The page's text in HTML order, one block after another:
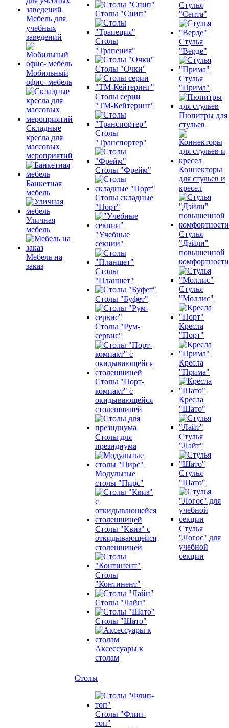
Мебель для
учебных
заведений
Мобильный
офис- мебель
Складные
кресла для
массовых
мероприятий
Банкетная
мебель
Уличная
мебель
Мебель на
заказ
Столы "Снип"
Столы
"Трапеция"
Столы "Очки"
Столы серии
"ТМ-Кейтеринг"
Столы
"Транспортер"
Столы "Фрейм"
Столы складные
"Порт"
"Учебные
секции"
Столы
"Планшет"
Столы "Буфет"
Столы "Рум-
сервис"
Столы "Порт-
компакт" с
окидывающейся
столешницей
Столы для
президиума
Модульные
столы "Пирс"
Столы "Квиз" с
откидывающейся
столешницей
Столы
"Континент"
Столы "Лайн"
Столы "Шато"
Аксессуары к
столам
Стулья
"Септа"
Стулья
"Верде"
Стулья
"Прима"
Пюпитры для
стульев
Коннекторы
для стульев и
кресел
Стулья
"Дэйли"
повышенной
комфортности
Стулья
"Моллис"
Кресла
"Порт"
Кресла
"Прима"
Кресла
"Шато"
Стулья
"Лайт"
Стулья
"Шато"
Стулья
"Логос" для
учебной
секции
Столы
Столы "Флип-
топ"